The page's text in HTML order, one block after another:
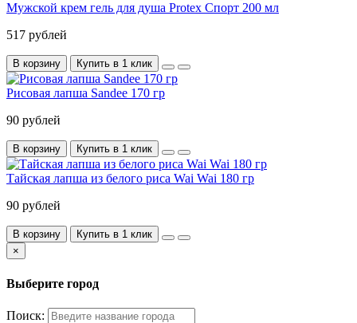
Мужской крем гель для душа Protex Спорт 200 мл
517 рублей
В корзину Купить в 1 клик
Рисовая лапша Sandee 170 гр
90 рублей
В корзину Купить в 1 клик
Тайская лапша из белого риса Wai Wai 180 гр
90 рублей
В корзину
Купить в 1 клик
×
Выберите город
Поиск: